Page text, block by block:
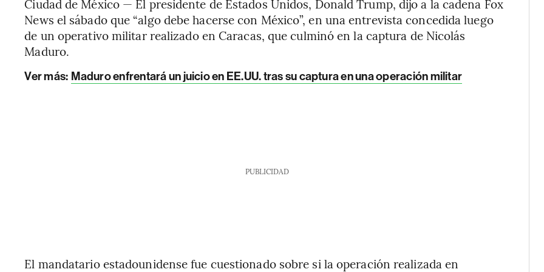
Ciudad de México — El presidente de Estados Unidos, Donald Trump, dijo a la cadena Fox
News el sábado que “algo debe hacerse con México”, en una entrevista concedida luego
de un operativo militar realizado en Caracas, que culminó en la captura de Nicolás
Maduro.
Ver más: Maduro enfrentará un juicio en EE.UU. tras su captura en una operación militar
PUBLICIDAD
El mandatario estadounidense fue cuestionado sobre si la operación realizada en